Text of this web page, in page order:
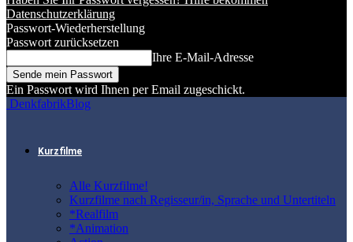
Datenschutzerklärung
Passwort-Wiederherstellung
Passwort zurücksetzen
Ihre E-Mail-Adresse
Ein Passwort wird Ihnen per Email zugeschickt.
DenkfabrikBlog
Kurzfilme
Alle Kurzfilme!
Kurzfilme nach Regisseur/in, Sprache und Untertiteln
*Realfilm
*Animation